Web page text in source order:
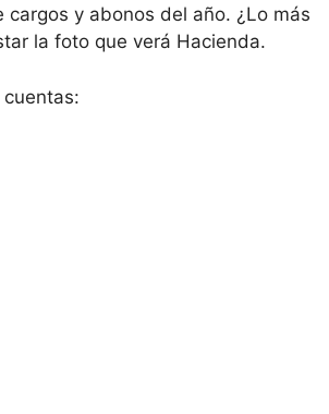
y abonos del año. ¿Lo más
la foto que verá Hacienda.